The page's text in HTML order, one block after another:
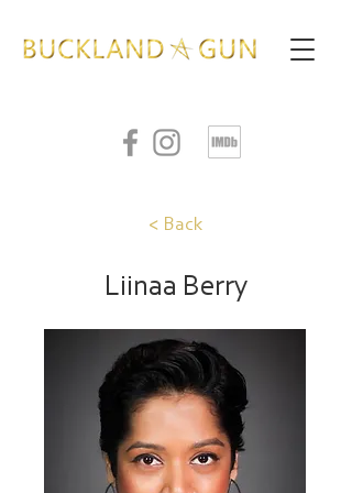
< Back
Liinaa Berry